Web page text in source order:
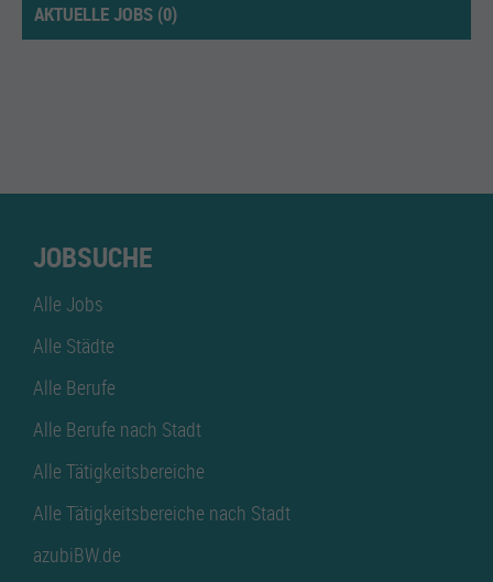
AKTUELLE JOBS (0)
JOBSUCHE
Alle Jobs
Alle Städte
Alle Berufe
Alle Berufe nach Stadt
Alle Tätigkeitsbereiche
Alle Tätigkeitsbereiche nach Stadt
azubiBW.de